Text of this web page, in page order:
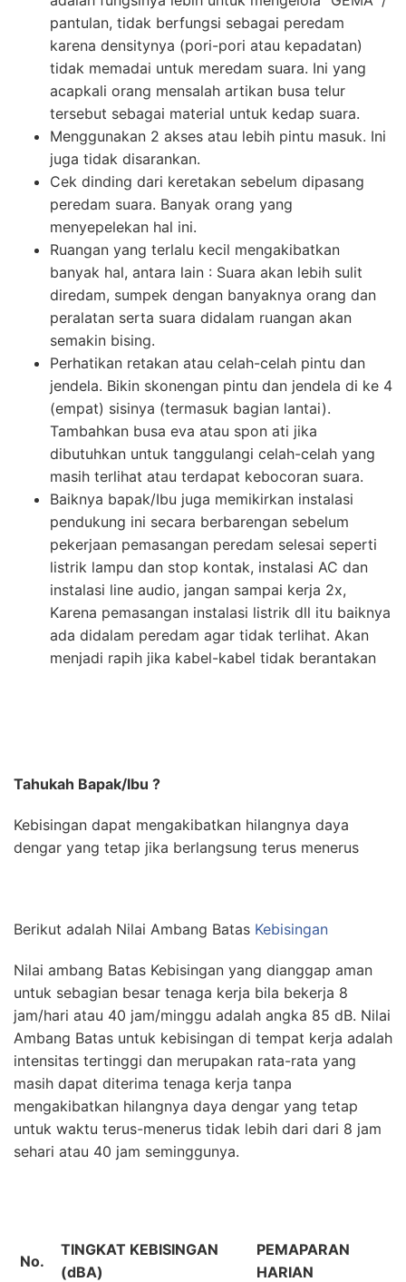
pantulan, tidak berfungsi sebagai peredam
karena densitynya (pori-pori atau kepadatan)
tidak memadai untuk meredam suara. Ini yang
acapkali orang mensalah artikan busa telur
tersebut sebagai material untuk kedap suara.
Menggunakan 2 akses atau lebih pintu masuk. Ini
juga tidak disarankan.
Cek dinding dari keretakan sebelum dipasang
peredam suara. Banyak orang yang
menyepelekan hal ini.
Ruangan yang terlalu kecil mengakibatkan
banyak hal, antara lain : Suara akan lebih sulit
diredam, sumpek dengan banyaknya orang dan
peralatan serta suara didalam ruangan akan
semakin bising.
Perhatikan retakan atau celah-celah pintu dan
jendela. Bikin skonengan pintu dan jendela di ke 4
(empat) sisinya (termasuk bagian lantai).
Tambahkan busa eva atau spon ati jika
dibutuhkan untuk tanggulangi celah-celah yang
masih terlihat atau terdapat kebocoran suara.
Baiknya bapak/Ibu juga memikirkan instalasi
pendukung ini secara berbarengan sebelum
pekerjaan pemasangan peredam selesai seperti
listrik lampu dan stop kontak, instalasi AC dan
instalasi line audio, jangan sampai kerja 2x,
Karena pemasangan instalasi listrik dll itu baiknya
ada didalam peredam agar tidak terlihat. Akan
menjadi rapih jika kabel-kabel tidak berantakan
Tahukah Bapak/Ibu ?
Kebisingan dapat mengakibatkan hilangnya daya
dengar yang tetap jika berlangsung terus menerus
Berikut adalah Nilai Ambang Batas Kebisingan
Nilai ambang Batas Kebisingan yang dianggap aman
untuk sebagian besar tenaga kerja bila bekerja 8
jam/hari atau 40 jam/minggu adalah angka 85 dB. Nilai
Ambang Batas untuk kebisingan di tempat kerja adalah
intensitas tertinggi dan merupakan rata-rata yang
masih dapat diterima tenaga kerja tanpa
mengakibatkan hilangnya daya dengar yang tetap
untuk waktu terus-menerus tidak lebih dari dari 8 jam
sehari atau 40 jam seminggunya.
No.
TINGKAT KEBISINGAN
(dBA)
PEMAPARAN
HARIAN